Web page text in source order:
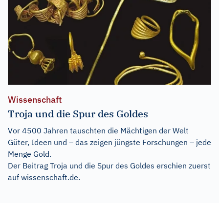
Wissenschaft
Troja und die Spur des Goldes
Vor 4500 Jahren tauschten die Mächtigen der Welt
Güter, Ideen und – das zeigen jüngste Forschungen – jede
Menge Gold.
Der Beitrag Troja und die Spur des Goldes erschien zuerst
auf wissenschaft.de.